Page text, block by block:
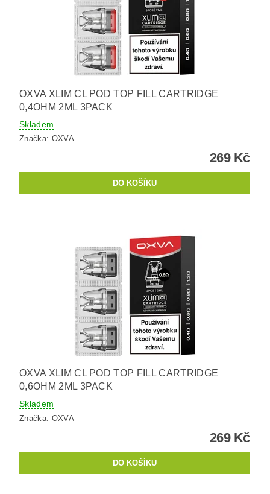
OXVA XLIM CL POD TOP FILL CARTRIDGE
0,4OHM 2ML 3PACK
Skladem
Značka: OXVA
269 Kč
OXVA XLIM CL POD TOP FILL CARTRIDGE
0,6OHM 2ML 3PACK
Skladem
Značka: OXVA
269 Kč